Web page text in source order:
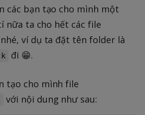
các bạn tạo cho mình một
nữa ta cho hết các file
ví dụ ta đặt tên folder là
đi 😁.
tạo cho mình file
với nội dung như sau: